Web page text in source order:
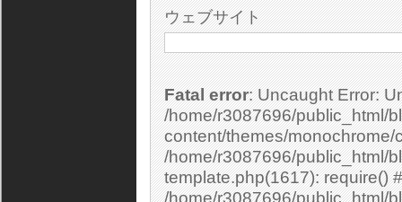
ウェブサイト
Fatal error: Uncaught Error: Undefined constant "cs_print_smilies" in
/home/r3087696/public_html/
content/themes/
/home/r3087696/public_html/
template.php(1617): require()
/home/r3087696/public_html/